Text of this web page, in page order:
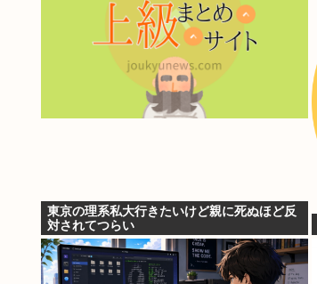
東京の理系私大行きたいけど親に死ぬほど反
対されてつらい